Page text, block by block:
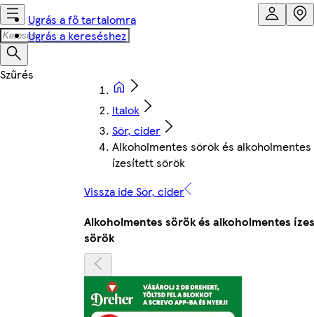
Ugrás a fő tartalomra
Ugrás a kereséshez
Italok
Sör, cider
Alkoholmentes sörök és alkoholmentes
ízesített sörök
Vissza ide Sör, cider
Alkoholmentes sörök és alkoholmentes
sörök